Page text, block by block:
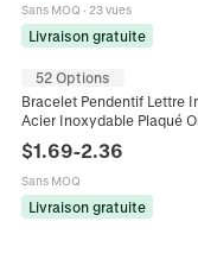
Sans MOQ · 23 vues
Livraison gratuite
52 Options
Bracelet Pendentif Lettre
Acier Inoxydable Plaqué
Grosse Chaîne Bijoux Mode
Minimaliste Personnalisés
Femmes
$1.69-2.36
Sans MOQ
Livraison gratuite